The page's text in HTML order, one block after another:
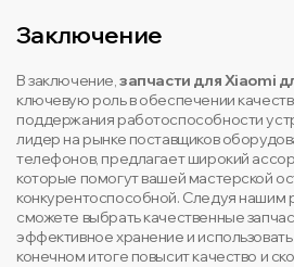
Заключение
В заключение,запчасти для Xiaomi
ключевую роль в обеспечении
поддержания работоспособности
лидер на рынке поставщиков
телефонов, предлагает широкий
которые помогут вашей мастерской
конкурентоспособной. Следуя нашим
сможете выбрать качественные
эффективное хранение и использовать
конечном итоге повысит качество и